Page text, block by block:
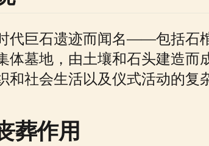
代巨石遗迹而闻名——包括石
体墓地，由土壤和石头建造
社会生活以及仪式活动的复
葬作用